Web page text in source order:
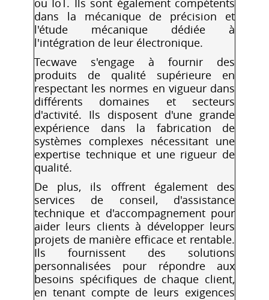
dans la mécanique de précision et
l'étude mécanique dédiée à
l'intégration de leur électronique.
Tecwave s'engage à fournir des
produits de qualité supérieure en
respectant les normes en vigueur dans
différents domaines et secteurs
d'activité. Ils disposent d'une grande
expérience dans la fabrication de
systèmes complexes nécessitant une
expertise technique et une rigueur de
qualité.
De plus, ils offrent également des
services de conseil, d'assistance
technique et d'accompagnement pour
aider leurs clients à développer leurs
projets de manière efficace et rentable.
Ils fournissent des solutions
personnalisées pour répondre aux
besoins spécifiques de chaque client,
en tenant compte de leurs exigences